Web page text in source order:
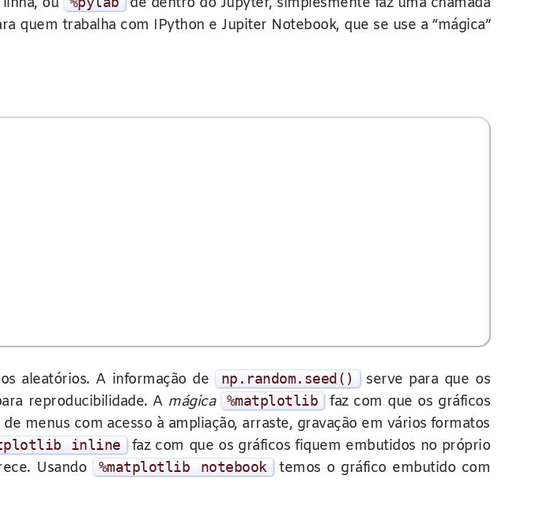
quem trabalha com IPython e Jupiter Notebook, que se use a “mágica”
aleatórios. A informação de np . random. seed()
serve para que os
reproducibilidade. A mágica %matplotlib
faz com que os gráficos
menus com acesso à ampliação, arraste, gravação em vários formatos
inline
faz com que os gráficos fiquem embutidos no próprio
Usando
%matplotlib notebook
temos o gráfico embutido com